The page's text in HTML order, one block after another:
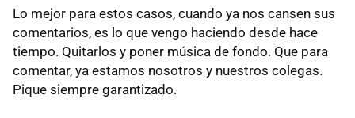
Lo mejor para estos casos, cuando ya nos cansen sus
comentarios, es lo que vengo haciendo desde hace
tiempo. Quitarlos y poner música de fondo. Que para
comentar, ya estamos nosotros y nuestros colegas.
Pique siempre garantizado.